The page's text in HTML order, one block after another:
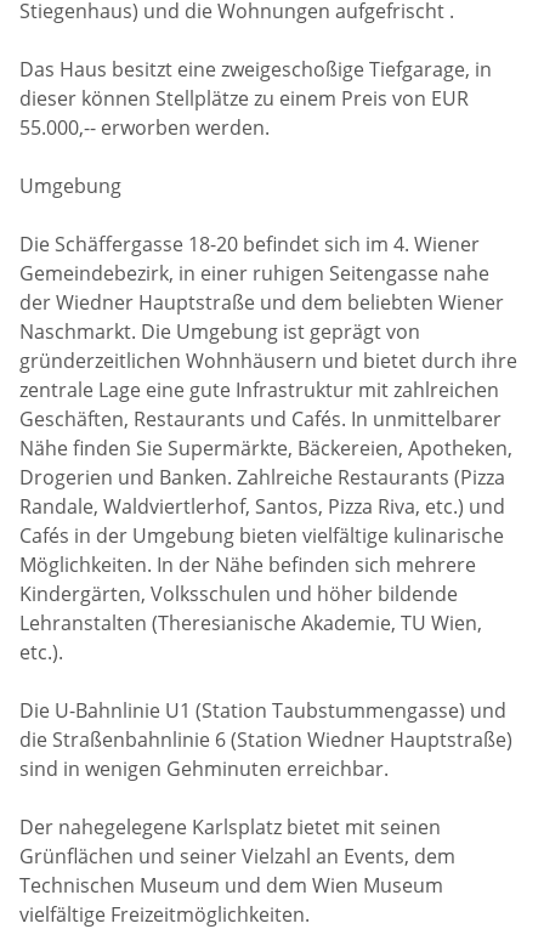
Stiegenhaus) und die Wohnungen aufgefrischt .
Das Haus besitzt eine zweigeschoßige Tiefgarage, in
dieser können Stellplätze zu einem Preis von EUR
55.000,-- erworben werden.
Umgebung
Die Schäffergasse 18-20 befindet sich im 4. Wiener
Gemeindebezirk, in einer ruhigen Seitengasse nahe
der Wiedner Hauptstraße und dem beliebten Wiener
Naschmarkt. Die Umgebung ist geprägt von
gründerzeitlichen Wohnhäusern und bietet durch ihre
zentrale Lage eine gute Infrastruktur mit zahlreichen
Geschäften, Restaurants und Cafés. In unmittelbarer
Nähe finden Sie Supermärkte, Bäckereien, Apotheken,
Drogerien und Banken. Zahlreiche Restaurants (Pizza
Randale, Waldviertlerhof, Santos, Pizza Riva, etc.) und
Cafés in der Umgebung bieten vielfältige kulinarische
Möglichkeiten. In der Nähe befinden sich mehrere
Kindergärten, Volksschulen und höher bildende
Lehranstalten (Theresianische Akademie, TU Wien,
etc.).
Die U-Bahnlinie U1 (Station Taubstummengasse) und
die Straßenbahnlinie 6 (Station Wiedner Hauptstraße)
sind in wenigen Gehminuten erreichbar.
Der nahegelegene Karlsplatz bietet mit seinen
Grünflächen und seiner Vielzahl an Events, dem
Technischen Museum und dem Wien Museum
vielfältige Freizeitmöglichkeiten.